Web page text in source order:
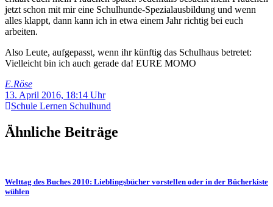
jetzt schon mit mir eine Schulhunde-Spezialausbildung und wenn
alles klappt, dann kann ich in etwa einem Jahr richtig bei euch
arbeiten.
Also Leute, aufgepasst, wenn ihr künftig das Schulhaus betretet:
Vielleicht bin ich auch gerade da! EURE MOMO
E.Röse
13. April 2016, 18:14 Uhr
Schule Lernen Schulhund
Ähnliche Beiträge
Welttag des Buches 2010: Lieblingsbücher vorstellen oder in der Bücherkiste
wühlen